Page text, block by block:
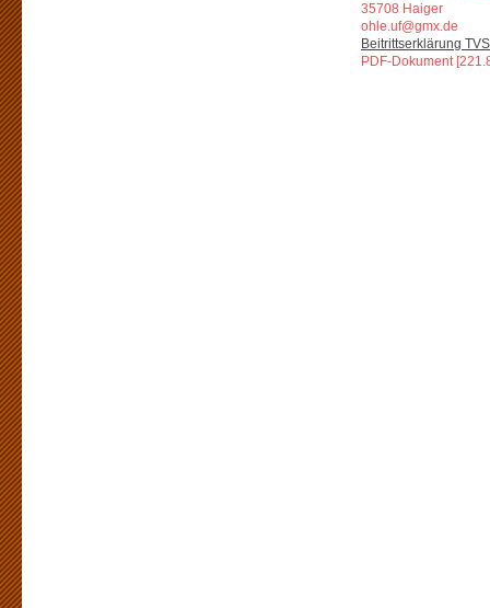
35708 Haiger
ohle.uf@gmx.de
Beitrittserklärung
PDF-Dokument